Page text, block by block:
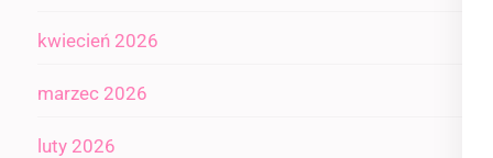
kwiecień 2026
marzec 2026
luty 2026